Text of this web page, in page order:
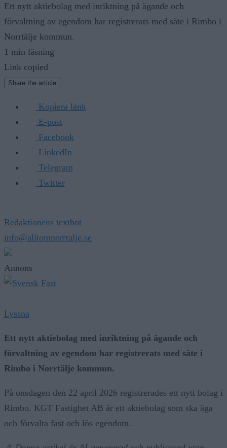
Ett nytt aktiebolag med inriktning på ägande och
förvaltning av egendom har registrerats med säte i Rimbo i
Norrtälje kommun.
1 min läsning
Link copied
Share the article
Kopiera länk
E-post
Facebook
LinkedIn
Telegram
Twitter
Redaktionens textbot
info@alltomnorrtalje.se
Annons
Lyssna
Ett nytt aktiebolag med inriktning på ägande och
förvaltning av egendom har registrerats med säte i
Rimbo i Norrtälje kommun.
På onsdagen den 22 april 2026 registrerades ett nytt bolag i
Rimbo. KGT Fastighet AB är ett aktiebolag som ska äga
och förvalta fast och lös egendom.